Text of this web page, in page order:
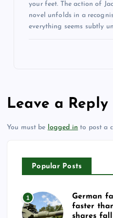
your feet. The action of
novel unfolds in a
everything seems subtly
Leave a Reply
You must be logged in to post a
Popular Posts
1
German
faster
shares